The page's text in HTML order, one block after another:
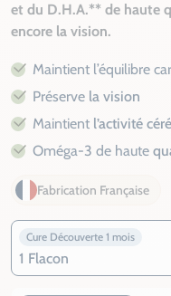
et du D.H.A.** de haute
encore la vision.
Maintient l’équilibre
Préserve la vision
Maintient l’activité
Oméga-3 de haute
Fabrication Française
Cure Découverte 1 mois
1 Flacon